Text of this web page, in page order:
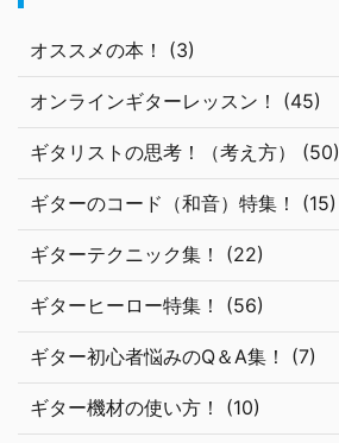
オススメの本！ (3)
オンラインギターレッスン！ (45)
ギタリストの思考！（考え方） (50)
ギターのコード（和音）特集！ (15)
ギターテクニック集！ (22)
ギターヒーロー特集！ (56)
ギター初心者悩みのQ＆A集！ (7)
ギター機材の使い方！ (10)